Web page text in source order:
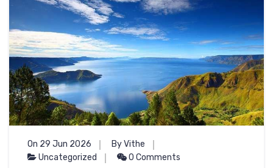
On 29 Jun 2026
By Vithe
Uncategorized
0 Comments